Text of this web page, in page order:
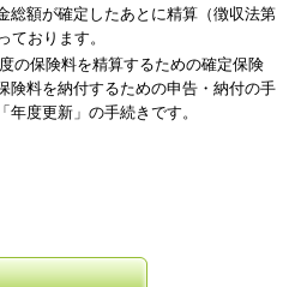
総額が確定したあとに精算（徴収法第
ております。
の保険料を精算するための確定保険
険料を納付するための申告・納付の手
度更新」の手続きです。